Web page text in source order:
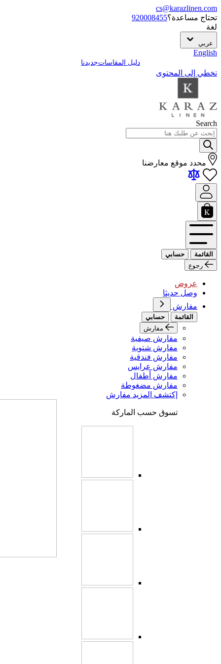
cs@karazlinen.com
تحتاج مساعدة؟920008455
لغة
عربي
English
دليل المقاساتجديدنا
تخطي إلى المحتوى
Search
محدد موقع معارضنا
القائمة
حسابي
رجوع
عروض
وصل حديثا
مفارش
القائمة
حسابي
مفارش
مفارش صيفية
مفارش شتوية
مفارش فندقية
مفارش عرايس
مفارش أطفال
مفارش مضغوطة
إكتشف المزيد مفارش
تسوق حسب الماركة